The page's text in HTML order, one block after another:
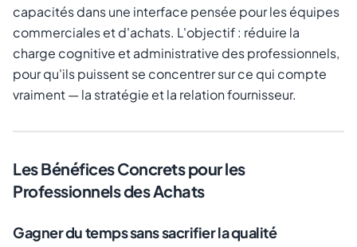
capacités dans une interface pensée pour les équipes
commerciales et d'achats. L'objectif : réduire la
charge cognitive et administrative des professionnels,
pour qu'ils puissent se concentrer sur ce qui compte
vraiment — la stratégie et la relation fournisseur.
Les Bénéfices Concrets pour les
Professionnels des Achats
Gagner du temps sans sacrifier la qualité